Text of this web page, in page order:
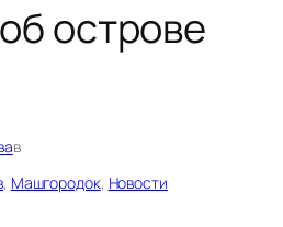
острове
в
, Машгородок, Новости